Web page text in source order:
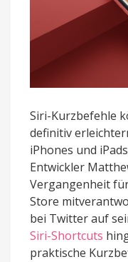
Siri-Kurzbefehle
definitiv
iPhones und
Entwickler
Vergangenheit
Store
bei Twitter auf
Siri-Shortcuts
praktische